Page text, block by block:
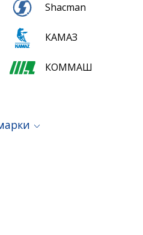
Shacman
КАМАЗ
КОММАШ